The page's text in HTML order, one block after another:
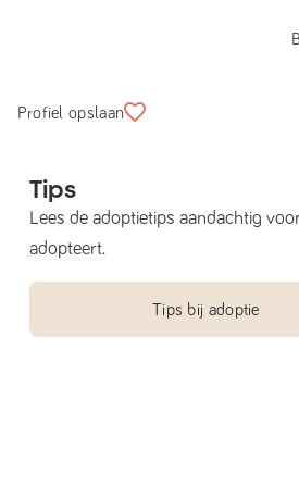
Profiel opslaan
Tips
Lees de adoptietips aandachtig
adopteert.
Tips bij adoptie